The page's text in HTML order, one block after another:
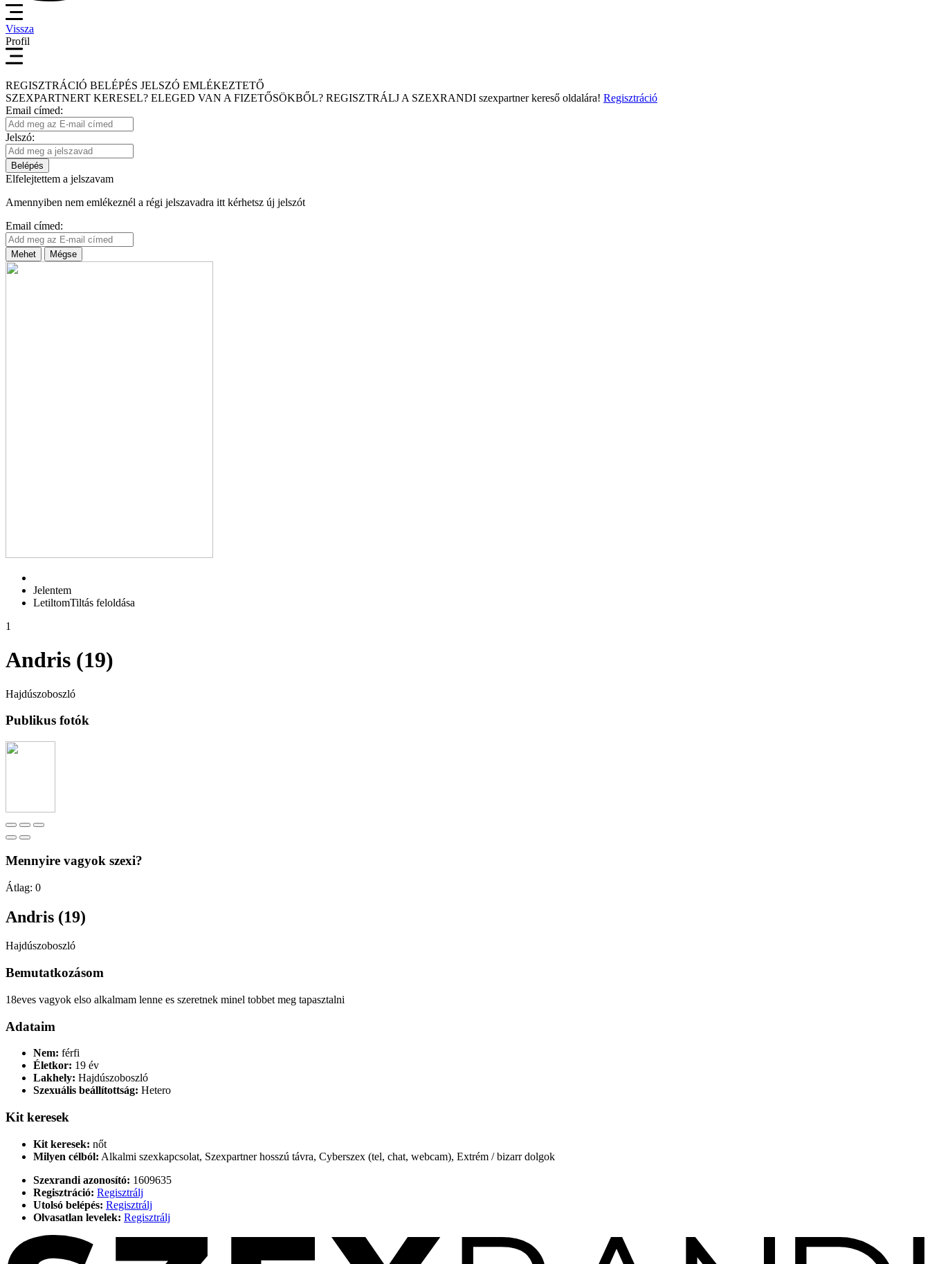
Vissza
Profil
REGISZTRÁCIÓ BELÉPÉS JELSZÓ EMLÉKEZTETŐ
SZEXPARTNERT KERESEL? ELEGED VAN A FIZETŐSÖKBŐL? REGISZTRÁLJ A SZEXRANDI szexpartner kereső oldalára! Regisztráció
Email címed:
Jelszó:
Belépés
Elfelejtettem a jelszavam
Amennyiben nem emlékeznél a régi jelszavadra itt kérhetsz új jelszót
Email címed:
Mehet Mégse
Jelentem
LetiltomTiltás feloldása
1
Andris (19)
Hajdúszoboszló
Publikus fotók
Mennyire vagyok szexi?
Átlag: 0
Andris (19)
Hajdúszoboszló
Bemutatkozásom
18eves vagyok elso alkalmam lenne es szeretnek minel tobbet meg tapasztalni
Adataim
Nem: férfi
Életkor: 19 év
Lakhely: Hajdúszoboszló
Szexuális beállítottság: Hetero
Kit keresek
Kit keresek: nőt
Milyen célból: Alkalmi szexkapcsolat, Szexpartner hosszú távra, Cyberszex (tel, chat, webcam), Extrém / bizarr dolgok
Szexrandi azonosító: 1609635
Regisztráció: Regisztrálj
Utolsó belépés: Regisztrálj
Olvasatlan levelek: Regisztrálj